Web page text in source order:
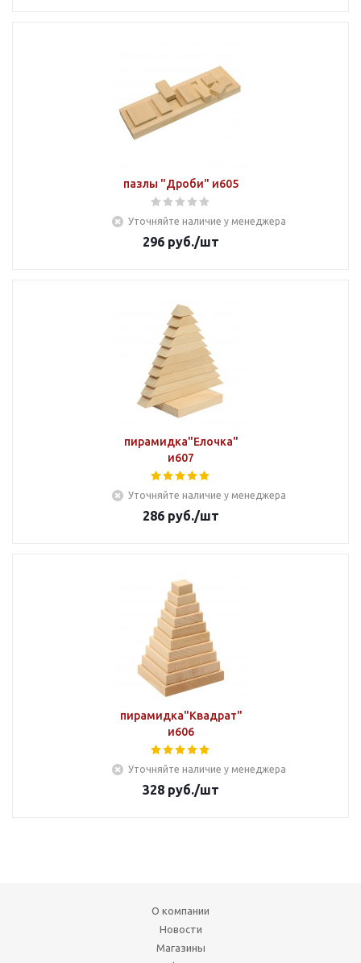
пазлы "Дроби" и605
Уточняйте наличие у менеджера
296 руб./шт
пирамидка"Елочка"
и607
Уточняйте наличие у менеджера
286 руб./шт
пирамидка"Квадрат"
и606
Уточняйте наличие у менеджера
328 руб./шт
О компании
Новости
Магазины